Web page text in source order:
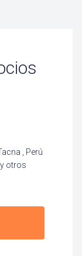
, Perú
otros